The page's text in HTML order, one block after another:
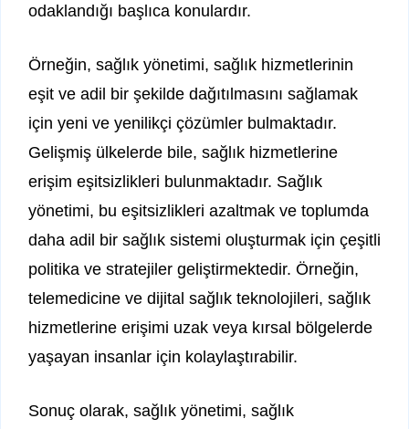
odaklandığı başlıca konulardır.
Örneğin, sağlık yönetimi, sağlık hizmetlerinin
eşit ve adil bir şekilde dağıtılmasını sağlamak
için yeni ve yenilikçi çözümler bulmaktadır.
Gelişmiş ülkelerde bile, sağlık hizmetlerine
erişim eşitsizlikleri bulunmaktadır. Sağlık
yönetimi, bu eşitsizlikleri azaltmak ve toplumda
daha adil bir sağlık sistemi oluşturmak için çeşitli
politika ve stratejiler geliştirmektedir. Örneğin,
telemedicine ve dijital sağlık teknolojileri, sağlık
hizmetlerine erişimi uzak veya kırsal bölgelerde
yaşayan insanlar için kolaylaştırabilir.
Sonuç olarak, sağlık yönetimi, sağlık